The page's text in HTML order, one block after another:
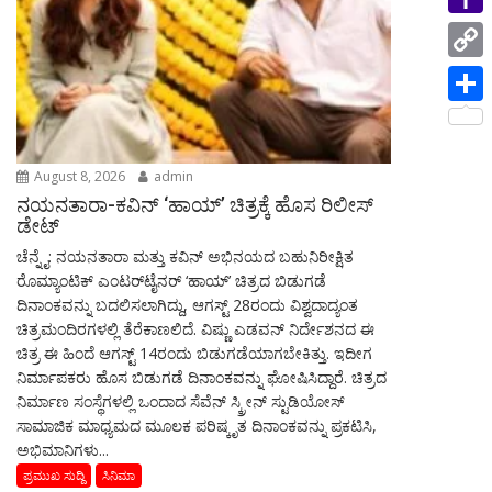
August 8, 2026 admin
ನಯನತಾರಾ-ಕವಿನ್ ‘ಹಾಯ್’ ಚಿತ್ರಕ್ಕೆ ಹೊಸ ರಿಲೀಸ್
ಡೇಟ್
ಚೆನ್ನೈ: ನಯನತಾರಾ ಮತ್ತು ಕವಿನ್ ಅಭಿನಯದ ಬಹುನಿರೀಕ್ಷಿತ
ರೊಮ್ಯಾಂಟಿಕ್ ಎಂಟರ್‌ಟೈನರ್ ‘ಹಾಯ್’ ಚಿತ್ರದ ಬಿಡುಗಡೆ
ದಿನಾಂಕವನ್ನು ಬದಲಿಸಲಾಗಿದ್ದು, ಆಗಸ್ಟ್ 28ರಂದು ವಿಶ್ವದಾದ್ಯಂತ
ಚಿತ್ರಮಂದಿರಗಳಲ್ಲಿ ತೆರೆಕಾಣಲಿದೆ. ವಿಷ್ಣು ಎಡವನ್ ನಿರ್ದೇಶನದ ಈ
ಚಿತ್ರ ಈ ಹಿಂದೆ ಆಗಸ್ಟ್ 14ರಂದು ಬಿಡುಗಡೆಯಾಗಬೇಕಿತ್ತು. ಇದೀಗ
ನಿರ್ಮಾಪಕರು ಹೊಸ ಬಿಡುಗಡೆ ದಿನಾಂಕವನ್ನು ಘೋಷಿಸಿದ್ದಾರೆ. ಚಿತ್ರದ
ನಿರ್ಮಾಣ ಸಂಸ್ಥೆಗಳಲ್ಲಿ ಒಂದಾದ ಸೆವೆನ್ ಸ್ಕ್ರೀನ್ ಸ್ಟುಡಿಯೋಸ್
ಸಾಮಾಜಿಕ ಮಾಧ್ಯಮದ ಮೂಲಕ ಪರಿಷ್ಕೃತ ದಿನಾಂಕವನ್ನು ಪ್ರಕಟಿಸಿ,
ಅಭಿಮಾನಿಗಳು...
ಪ್ರಮುಖ ಸುದ್ದಿ ಸಿನಿಮಾ
p
a
m
n
g
e
ii
n
e
s
s
a
Y
a
h
C
o
S